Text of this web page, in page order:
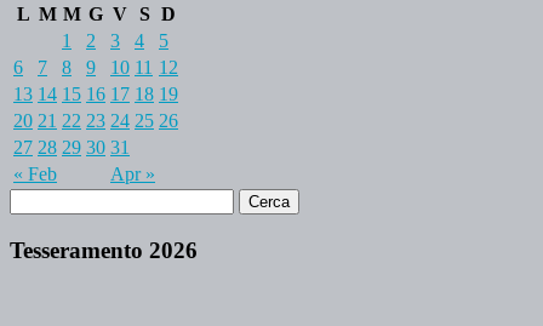
L M M G V S D
« Feb Apr »
1 2 3 4
5
6
7 8 9 10 11 12
13 14 15 16 17 18 19
20 21 22 23 24 25 26
27 28 29 30 31
Tesseramento 2026